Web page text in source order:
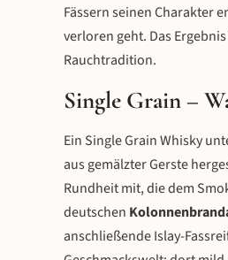
Fässern seinen Charakter
verloren geht. Das
Rauchtradition.
Single Grain –
Ein Single Grain Whisky
aus gemälzter Gerste
Rundheit mit, die dem
deutschen
anschließende Islay-